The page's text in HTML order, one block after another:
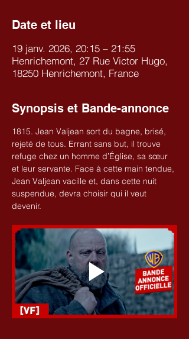
Date et lieu
19 janv. 2026, 20:15 – 21:55
Henrichemont, 27 Rue Victor Hugo,
18250 Henrichemont, France
Synopsis et Bande-annonce
1815. Jean Valjean sort du bagne, brisé,
rejeté de tous. Errant sans but, il trouve
refuge chez un homme d’Église, sa sœur
et leur servante. Face à cette main tendue,
Jean Valjean vacille et, dans cette nuit
suspendue, devra choisir qui il veut
devenir.